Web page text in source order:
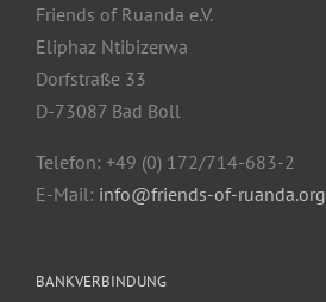
Friends of Ruanda e.V.
Eliphaz Ntibizerwa
Dorfstraße 33
D-73087 Bad Boll
Telefon: +49 (0) 172/714-683-2
E-Mail: info@friends-of-ruanda.org
BANKVERBINDUNG